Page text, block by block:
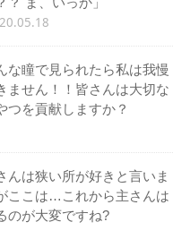
？ ま、いっか」
な瞳で見られたら私は我慢
ません！！皆さんは大切な
つを貢献しますか？
んは狭い所が好きと言いま
ここは…これから主さんは
のが大変ですね?